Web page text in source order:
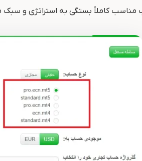
کاملاً بستگی به استراتژی و سبک